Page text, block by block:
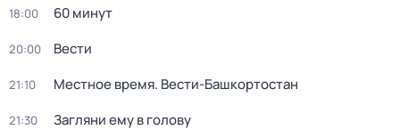
18:00 60 минут
20:00 Вести
21:10 Местное время. Вести-Башкортостан
21:30 Загляни ему в голову